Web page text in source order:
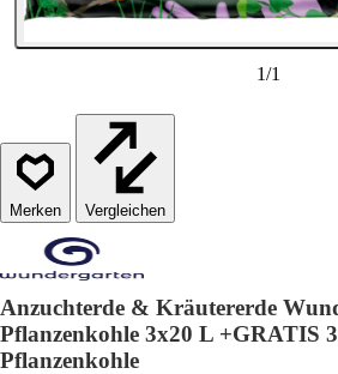
1/1
Vergleichen
Anzuchterde & Kräutererde
Pflanzenkohle 3x20 L +GRATIS
Pflanzenkohle